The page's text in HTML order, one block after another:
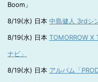
Boom」
8/19(水) 日本 中島健人 3rdシ
8/19(水) 日本 TOMORROW X
ナビ」
8/19(水) 日本 アルバム「